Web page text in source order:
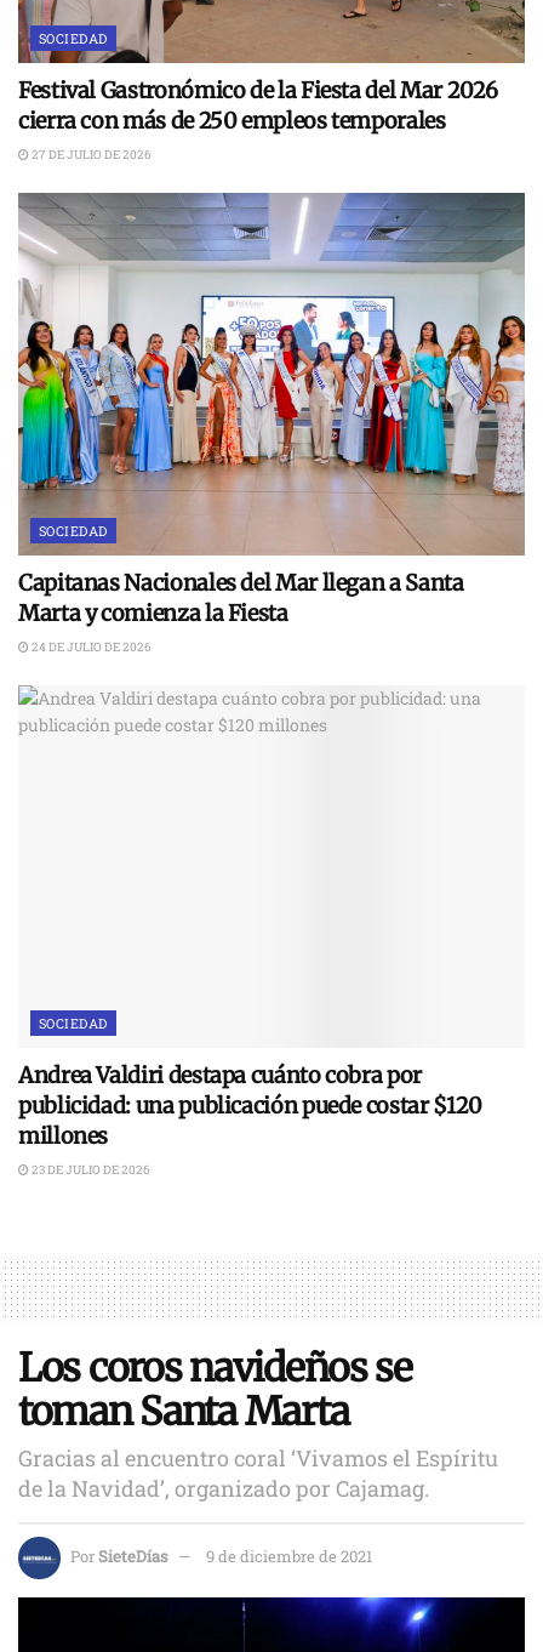
SOCIEDAD
Festival Gastronómico de la Fiesta del Mar 2026
cierra con más de 250 empleos temporales
27 DE JULIO DE 2026
SOCIEDAD
Capitanas Nacionales del Mar llegan a Santa
Marta y comienza la Fiesta
24 DE JULIO DE 2026
SOCIEDAD
Andrea Valdiri destapa cuánto cobra por
publicidad: una publicación puede costar $120
millones
23 DE JULIO DE 2026
Los coros navideños se
toman Santa Marta
Gracias al encuentro coral ‘Vivamos el Espíritu
de la Navidad’, organizado por Cajamag.
PorSieteDías 9 de diciembre de 2021